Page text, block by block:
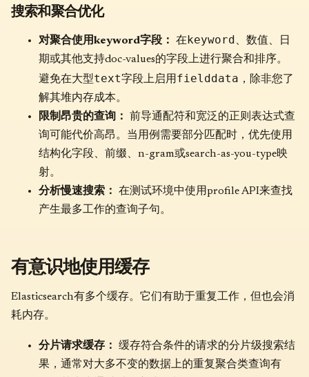
搜索和聚合优化
对聚合使用keyword字段： 在keyword、数值、日
期或其他支持doc-values的字段上进行聚合和排序。
避免在大型text字段上启用 fielddata ，除非您了
解其堆内存成本。
限制昂贵的查询：
前导通配符和宽泛的正则表达式查
询可能代价高昂。当用例需要部分匹配时，优先使用
结构化字段、前缀、n-gram或search-as-you-type映
射。
分析慢速搜索：
在测试环境中使用profile API来查找
产生最多工作的查询子句。
有意识地使用缓存
Elasticsearch有多个缓存。它们有助于重复工作，但也会消
耗内存。
分片请求缓存：
缓存符合条件的请求的分片级搜索结
果，通常对大多不变的数据上的重复聚合类查询有